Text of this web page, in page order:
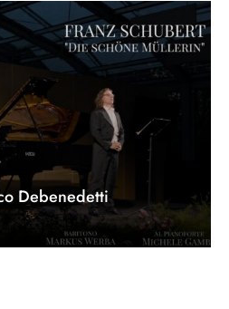
Debenedetti